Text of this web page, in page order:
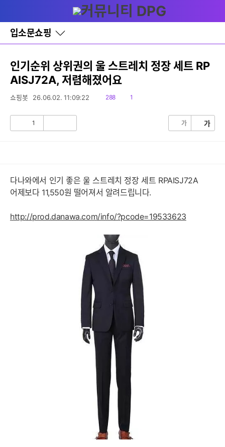
와
홈
입소문쇼핑
바
로
기
레
이
창
글
인기순위 상위권의 울 스트레치 정장 세트 RP
AISJ72A, 저렴해졌어요
쇼핑봇 26.06.02. 11:09:22
읽
288
댓1
1 가 가
다나와에서 인기 좋은 울 스트레치 정장 세트 RPAISJ72A
어제보다 11,550원 떨어져서 알려드립니다.
http://prod.danawa.com/info/?pcode=19533623